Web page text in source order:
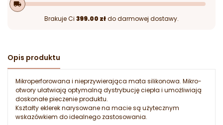
local_shipping
Brakuje Ci 399.00 złdo darmowej dostawy.
Opis produktu
Mikroperforowana i nieprzywierająca mata silikonowa. Mikro-
otwory ułatwiają optymalną dystrybucję ciepła i umożliwiają
doskonałe pieczenie produktu.
Kształty eklerek narysowane na macie są użytecznym
wskazówkiem do idealnego zastosowania.